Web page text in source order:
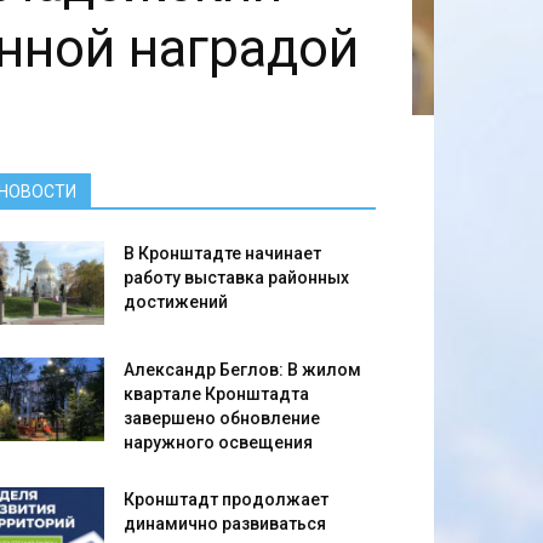
наградой
В Кронштадте начинает
работу выставка районных
достижений
Александр Беглов: В жилом
квартале Кронштадта
завершено обновление
наружного освещения
Кронштадт продолжает
динамично развиваться